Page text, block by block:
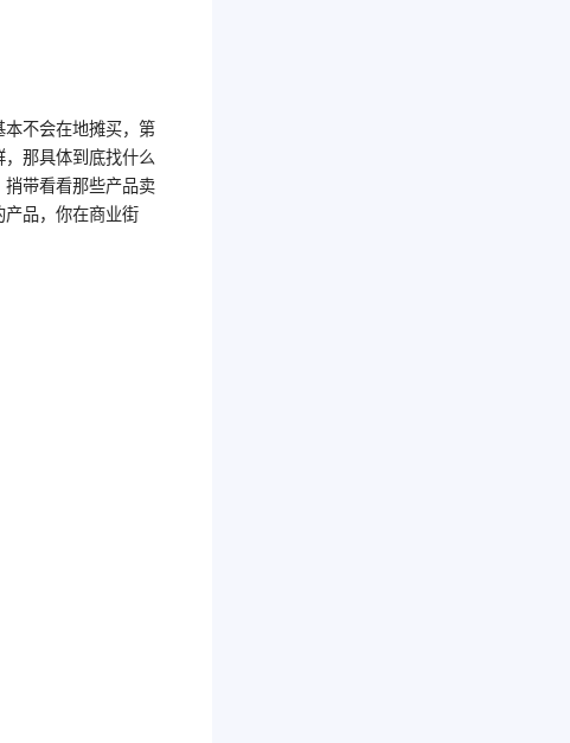
不会在地摊买，第
那具体到底找什么
带看看那些产品卖
品，你在商业街